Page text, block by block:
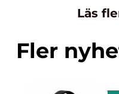
Läs
Fler